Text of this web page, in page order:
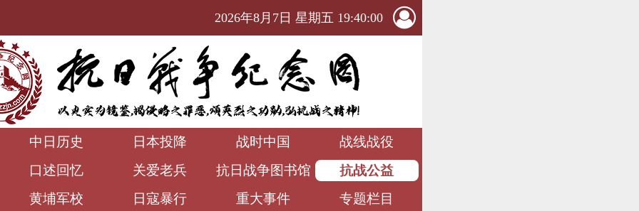
2026年8月7日 星期五 19:40:02
中日历史 日本投降 战时中国
战线战役
口述回忆
关爱老兵 抗日战争图书馆
抗战公益
黄埔军校
日寇暴行 重大事件
专题栏目